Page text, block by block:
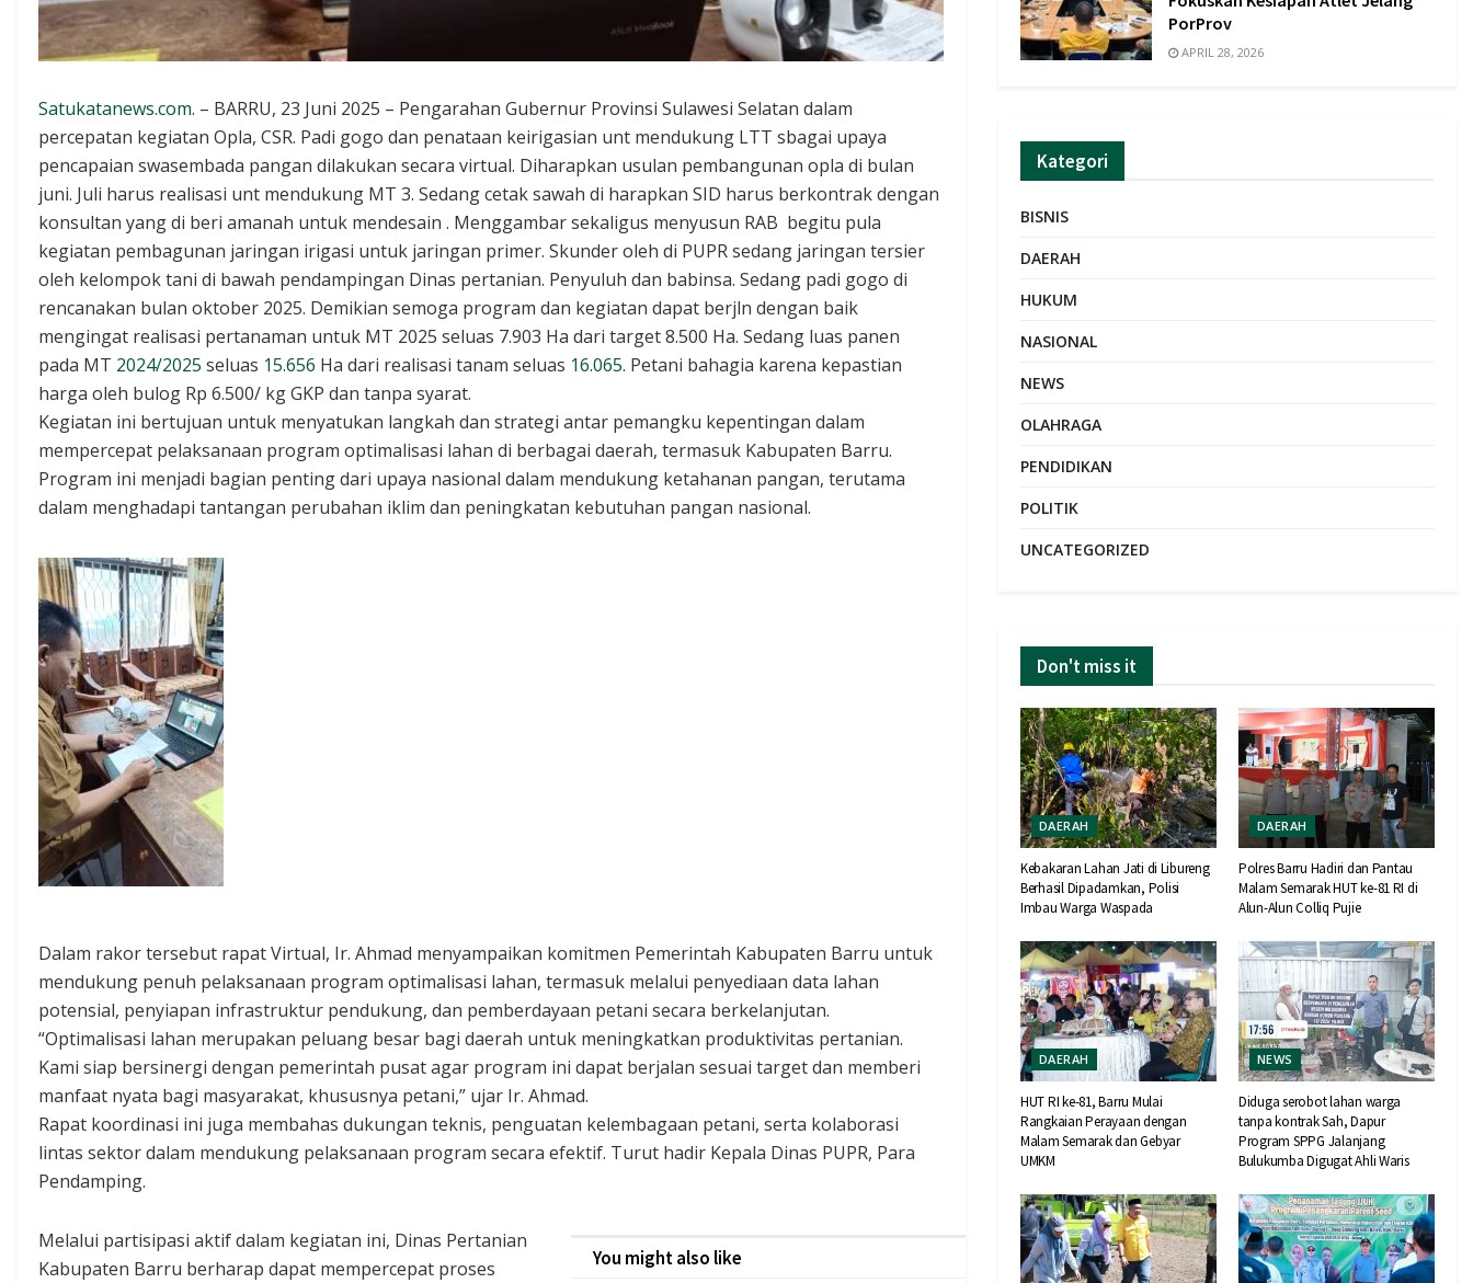
Satukatanews.com. – BARRU, 23 Juni 2025 – Pengarahan Gubernur Provinsi Sulawesi Selatan dalam
percepatan kegiatan Opla, CSR. Padi gogo dan penataan keirigasian unt mendukung LTT sbagai upaya
pencapaian swasembada pangan dilakukan secara virtual. Diharapkan usulan pembangunan opla di bulan
juni. Juli harus realisasi unt mendukung MT 3. Sedang cetak sawah di harapkan SID harus berkontrak dengan
konsultan yang di beri amanah untuk mendesain . Menggambar sekaligus menyusun RAB begitu pula
kegiatan pembagunan jaringan irigasi untuk jaringan primer. Skunder oleh di PUPR sedang jaringan tersier
oleh kelompok tani di bawah pendampingan Dinas pertanian. Penyuluh dan babinsa. Sedang padi gogo di
rencanakan bulan oktober 2025. Demikian semoga program dan kegiatan dapat berjln dengan baik
mengingat realisasi pertanaman untuk MT 2025 seluas 7.903 Ha dari target 8.500 Ha. Sedang luas panen
pada MT 2024/2025 seluas 15.656 Ha dari realisasi tanam seluas 16.065. Petani bahagia karena kepastian
harga oleh bulog Rp 6.500/ kg GKP dan tanpa syarat.
Kegiatan ini bertujuan untuk menyatukan langkah dan strategi antar pemangku kepentingan dalam
mempercepat pelaksanaan program optimalisasi lahan di berbagai daerah, termasuk Kabupaten Barru.
Program ini menjadi bagian penting dari upaya nasional dalam mendukung ketahanan pangan, terutama
dalam menghadapi tantangan perubahan iklim dan peningkatan kebutuhan pangan nasional.
Dalam rakor tersebut rapat Virtual, Ir. Ahmad menyampaikan komitmen Pemerintah Kabupaten Barru untuk
mendukung penuh pelaksanaan program optimalisasi lahan, termasuk melalui penyediaan data lahan
potensial, penyiapan infrastruktur pendukung, dan pemberdayaan petani secara berkelanjutan.
“Optimalisasi lahan merupakan peluang besar bagi daerah untuk meningkatkan produktivitas pertanian.
Kami siap bersinergi dengan pemerintah pusat agar program ini dapat berjalan sesuai target dan memberi
manfaat nyata bagi masyarakat, khususnya petani,” ujar Ir. Ahmad.
Rapat koordinasi ini juga membahas dukungan teknis, penguatan kelembagaan petani, serta kolaborasi
lintas sektor dalam mendukung pelaksanaan program secara efektif. Turut hadir Kepala Dinas PUPR, Para
Pendamping.
You might also like
Melalui partisipasi aktif dalam kegiatan ini, Dinas Pertanian
Kabupaten Barru berharap dapat mempercepat proses
PorProv
APRIL 28, 2026
Kategori
BISNIS
DAERAH
HUKUM
NASIONAL
NEWS
OLAHRAGA
PENDIDIKAN
POLITIK
UNCATEGORIZED
Don't miss it
DAERAH
Kebakaran Lahan Jati di Libureng
Berhasil Dipadamkan, Polisi
Imbau Warga Waspada
DAERAH
Polres Barru Hadiri dan Pantau
Malam Semarak HUT ke-81 RI di
Alun-Alun Colliq Pujie
DAERAH
HUT RI ke-81, Barru Mulai
Rangkaian Perayaan dengan
Malam Semarak dan Gebyar
UMKM
NEWS
Diduga serobot lahan warga
tanpa kontrak Sah, Dapur
Program SPPG Jalanjang
Bulukumba Digugat Ahli Waris